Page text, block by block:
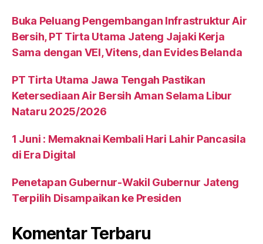
Buka Peluang Pengembangan Infrastruktur Air
Bersih, PT Tirta Utama Jateng Jajaki Kerja
Sama dengan VEI, Vitens, dan Evides Belanda
PT Tirta Utama Jawa Tengah Pastikan
Ketersediaan Air Bersih Aman Selama Libur
Nataru 2025/2026
1 Juni : Memaknai Kembali Hari Lahir Pancasila
di Era Digital
Penetapan Gubernur-Wakil Gubernur Jateng
Terpilih Disampaikan ke Presiden
Komentar Terbaru